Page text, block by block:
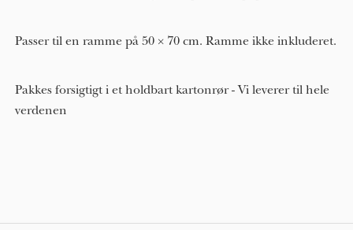
Passer til en ramme på 50 × 70 cm. Ramme ikke inkluderet.
Pakkes forsigtigt i et holdbart kartonrør - Vi leverer til hele
verdenen